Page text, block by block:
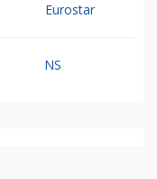
Eurostar
NS